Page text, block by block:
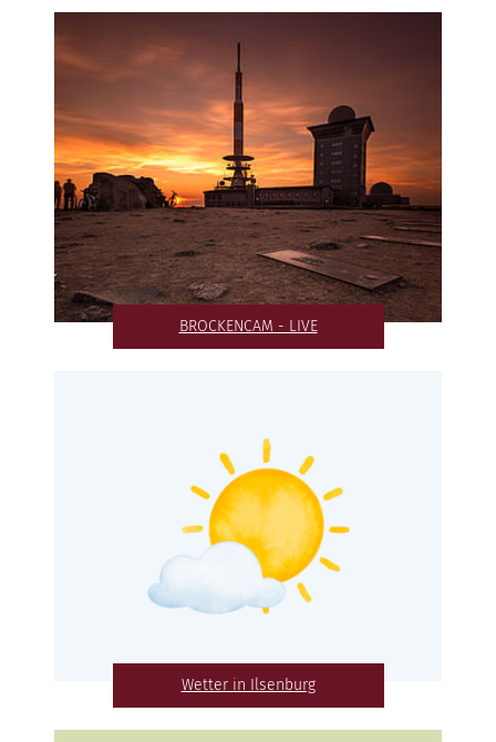
BROCKENCAM - LIVE
Wetter in Ilsenburg